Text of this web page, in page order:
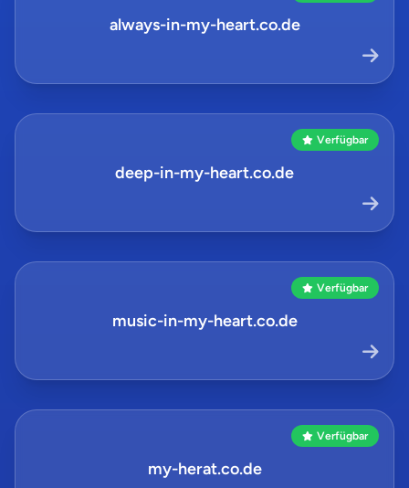
always-in-my-heart.co.de
Verfügbar
deep-in-my-heart.co.de
Verfügbar
music-in-my-heart.co.de
Verfügbar
my-herat.co.de